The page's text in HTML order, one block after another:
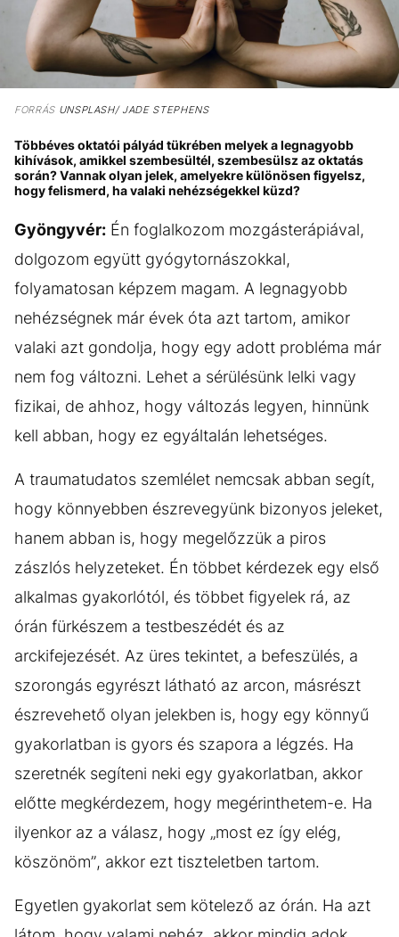
FORRÁSUNSPLASH/ JADE STEPHENS
Többéves oktatói pályád tükrében melyek a legnagyobb
kihívások, amikkel szembesültél, szembesülsz az oktatás
során? Vannak olyan jelek, amelyekre különösen figyelsz,
hogy felismerd, ha valaki nehézségekkel küzd?
Gyöngyvér: Én foglalkozom mozgásterápiával,
dolgozom együtt gyógytornászokkal,
folyamatosan képzem magam. A legnagyobb
nehézségnek már évek óta azt tartom, amikor
valaki azt gondolja, hogy egy adott probléma már
nem fog változni. Lehet a sérülésünk lelki vagy
fizikai, de ahhoz, hogy változás legyen, hinnünk
kell abban, hogy ez egyáltalán lehetséges.
A traumatudatos szemlélet nemcsak abban segít,
hogy könnyebben észrevegyünk bizonyos jeleket,
hanem abban is, hogy megelőzzük a piros
zászlós helyzeteket. Én többet kérdezek egy első
alkalmas gyakorlótól, és többet figyelek rá, az
órán fürkészem a testbeszédét és az
arckifejezését. Az üres tekintet, a befeszülés, a
szorongás egyrészt látható az arcon, másrészt
észrevehető olyan jelekben is, hogy egy könnyű
gyakorlatban is gyors és szapora a légzés. Ha
szeretnék segíteni neki egy gyakorlatban, akkor
előtte megkérdezem, hogy megérinthetem-e. Ha
ilyenkor az a válasz, hogy „most ez így elég,
köszönöm”, akkor ezt tiszteletben tartom.
Egyetlen gyakorlat sem kötelező az órán. Ha azt